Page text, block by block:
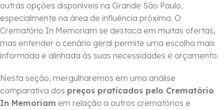
outras opções disponíveis na Grande São Paulo,
especialmente na área de influência próxima. O
Crematório In Memoriam se destaca em muitas ofertas,
mas entender o cenário geral permite uma escolha mais
informada e alinhada às suas necessidades e orçamento.
Nesta seção, mergulharemos em uma análise
comparativa dos preços praticados pelo Crematório
In Memoriam em relação a outros crematórios e